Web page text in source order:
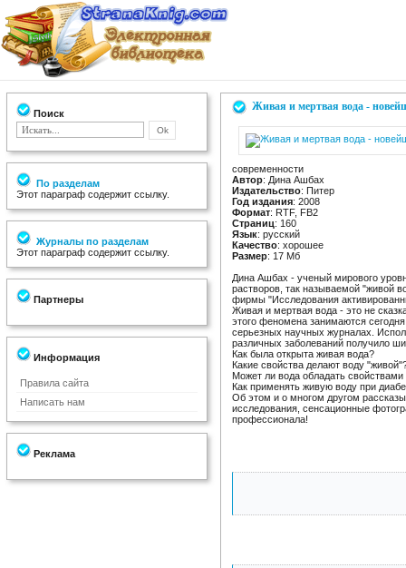
Поиск
По разделам
Этот параграф содержит ссылку.
Журналы по разделам
Этот параграф содержит ссылку.
Партнеры
Информация
Правила сайта
Написать нам
Реклама
Живая и мертвая вода -
современности
Автор: Дина Ашбах
Издательство: Питер
Год издания: 2008
Формат: RTF, FB2
Страниц: 160
Язык: русский
Качество: хорошее
Размер: 17 Мб
Дина Ашбах - ученый мирового
растворов, так называемой "живой
фирмы "Исследования
Живая и мертвая вода - это не
этого феномена занимаются
серьезных научных журналах.
различных заболеваний получило
Как была открыта живая вода?
Какие свойства делают воду
Может ли вода обладать свойствами
Как применять живую воду при
Об этом и о многом другом
исследования, сенсационные
профессионала!